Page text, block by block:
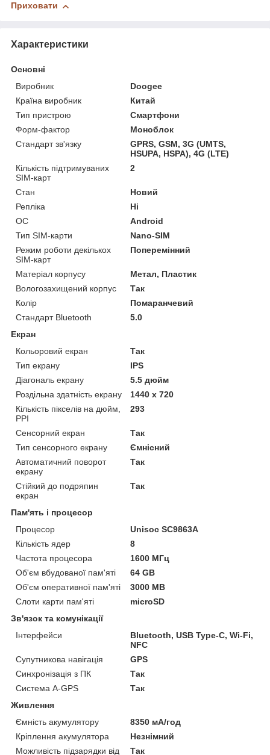
Приховати
Характеристики
Основні
Виробник
Doogee
Країна виробник
Китай
Тип пристрою
Смартфони
Форм-фактор
Моноблок
Стандарт зв'язку
GPRS, GSM, 3G (UMTS,
HSUPA, HSPA), 4G (LTE)
Кількість підтримуваних
SIM-карт
2
Стан
Новий
Репліка
Ні
ОС
Android
Тип SIM-карти
Nano-SIM
Режим роботи декількох
SIM-карт
Поперемінний
Матеріал корпусу
Метал, Пластик
Вологозахищений корпус
Так
Колір
Помаранчевий
Стандарт Bluetooth
5.0
Екран
Кольоровий екран
Так
Тип екрану
IPS
Діагональ екрану
5.5 дюйм
Роздільна здатність екрану
1440 x 720
Кількість пікселів на дюйм,
PPI
293
Сенсорний екран
Так
Тип сенсорного екрану
Ємнісний
Автоматичний поворот
екрану
Так
Стійкий до подряпин
екран
Так
Пам'ять і процесор
Процесор
Unisoc SC9863A
Кількість ядер
8
Частота процесора
1600 МГц
Об'єм вбудованої пам'яті
64 GB
Об'єм оперативної пам'яті
3000 MB
Слоти карти пам'яті
microSD
Зв'язок та комунікації
Інтерфейси
Bluetooth, USB Type-C, Wi-Fi,
NFC
Супутникова навігація
GPS
Синхронізація з ПК
Так
Система A-GPS
Так
Живлення
Ємність акумулятору
8350 мА/год
Кріплення акумулятора
Незнімний
Можливість підзарядки від
Так